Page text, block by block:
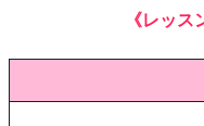
《レッス